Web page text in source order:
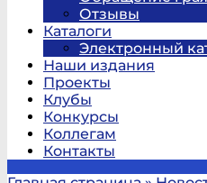
Отзывы
Каталоги
Электронный
Наши издания
Проекты
Клубы
Конкурсы
Коллегам
Контакты